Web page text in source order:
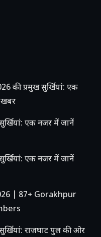
की प्रमुख सुर्खियां: एक
खबर
एक नजर में जानें
एक नजर में जानें
| 87+ Gorakhpur
राजघाट पुल की ओर